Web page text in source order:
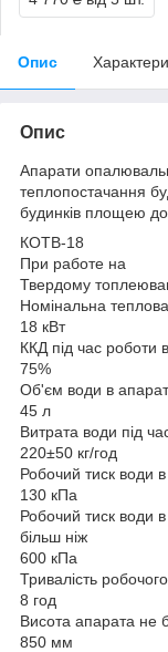
Опис
Опис
Апарати
теплопостачання
будинків площею
КОТВ-18
При работе на
Твердому
Номінальна
18 кВт
ККД під час
75%
Об'єм води в
45 л
Витрата води під
220±50 кг/год
Робочий тиск води
130 кПа
Робочий тиск води
більш ніж
600 кПа
Тривалість
8 год
Висота апарата не
850 мм